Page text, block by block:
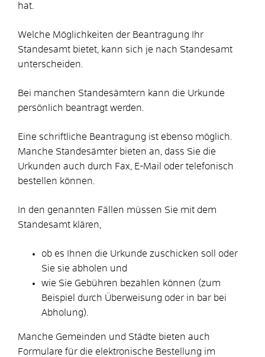
hat.
Welche Möglichkeiten der Beantragung Ihr
Standesamt bietet, kann sich je nach Standesamt
unterscheiden.
Bei manchen Standesämtern kann die Urkunde
persönlich beantragt werden.
Eine schriftliche Beantragung ist ebenso möglich.
Manche Standesämter bieten an, dass Sie die
Urkunden auch durch Fax, E-Mail oder telefonisch
bestellen können.
In den genannten Fällen müssen Sie mit dem
Standesamt klären,
ob es Ihnen die Urkunde zuschicken soll oder
Sie sie abholen und
wie Sie Gebühren bezahlen können (zum
Beispiel durch Überweisung oder in bar bei
Abholung).
Manche Gemeinden und Städte bieten auch
Formulare für die elektronische Bestellung im